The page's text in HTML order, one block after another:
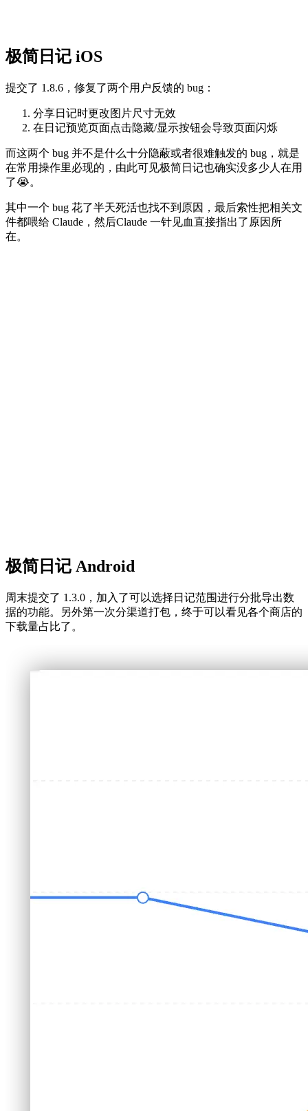
极简日记 iOS
提交了 1.8.6，修复了两个用户反馈的 bug：
分享日记时更改图片尺寸无效
在日记预览页面点击隐藏/显示按钮会导致页面闪烁
而这两个 bug 并不是什么十分隐蔽或者很难触发的 bug，就是
在常用操作里必现的，由此可见极简日记也确实没多少人在用
了😭。
其中一个 bug 花了半天死活也找不到原因，最后索性把相关文
件都喂给 Claude，然后Claude 一针见血直接指出了原因所
在。
极简日记 Android
周末提交了 1.3.0，加入了可以选择日记范围进行分批导出数
据的功能。另外第一次分渠道打包，终于可以看见各个商店的
下载量占比了。